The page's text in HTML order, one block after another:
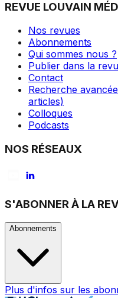
REVUE LOUVAIN
Nos revues
Abonnements
Qui sommes nous ?
Publier dans la
Contact
Recherche avancée
articles)
Colloques
Podcasts
NOS RÉSEAUX
S'ABONNER À LA
Abonnements
Plus d'infos sur les